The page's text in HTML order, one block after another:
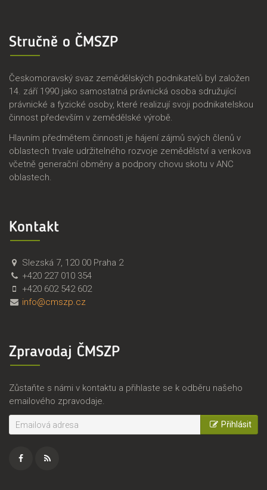
Stručně o ČMSZP
Českomoravský svaz zemědělských podnikatelů byl založen
14. září 1990 jako samostatná právnická osoba sdružující
právnické a fyzické osoby, které realizují svoji podnikatelskou
činnost především v zemědělské výrobě.
Hlavním předmětem činnosti je hájení zájmů svých členů v
oblastech trvale udržitelného rozvoje zemědělství a venkova
včetně generační obměny a podpory chovu skotu v ANC
oblastech.
Kontakt
Č
M
S
Z
.
s
Č
e
s
k
r
a
s
k
s
Slezská 7, 120 00 Praha 2
+420 227 010 354
+420 602 542 602
info@cmszp.cz
Zpravodaj ČMSZP
Zůstaňte s námi v kontaktu a přihlaste se k odběru našeho
emailového zpravodaje.
Přihlásit